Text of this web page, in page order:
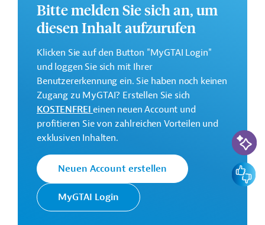
Dezember 2027 geplant.
Weitere Informationen zu dem Entwicklungsprojekt
finden Sie auf derWebseite der AfDB
und im
Originaldokument, das zum Download bereitsteht.
GTAI informiert über die AfDB: Schwerpunkte,
Regularien und praktische Hinweise zur
Geschäftsanbahnung.
Gesamtkosten:
Geberbeitrag:
6,6 Millionen US-Dollar (FAD, Zuschuss)
Bitte melden Sie sich an, um
diesen Inhalt aufzurufen
Klicken Sie auf den Button "MyGTAI Login"
und loggen Sie sich mit Ihrer
Benutzererkennung ein. Sie haben noch keinen
Zugang zu MyGTAI? Erstellen Sie sich
KOSTENFREIeinen neuen Account und
profitieren Sie von zahlreichen Vorteilen und
exklusiven Inhalten.
Neuen Account erstellen
MyGTAI Login
KI-